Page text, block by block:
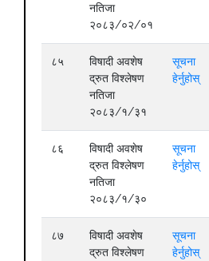
नतिजा
२०८३/०२/०१
८५
विषादी अवशेष
द्रुत विश्लेषण
नतिजा
२०८३/१/३१
सूचना
हेर्नुहोस्
८६
विषादी अवशेष
द्रुत विश्लेषण
नतिजा
२०८३/१/३०
सूचना
हेर्नुहोस्
८७
विषादी अवशेष
द्रुत विश्लेषण
सूचना
हेर्नुहोस्